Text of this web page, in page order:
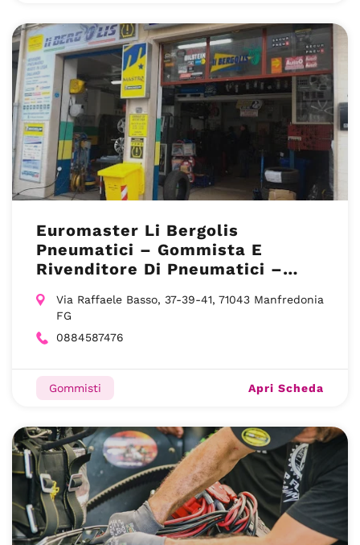
Euromaster Li Bergolis
Pneumatici – Gommista E
Rivenditore Di Pneumatici –
Via Raffaele Basso, 37-39-41, 71043 Manfredonia
FG
0884587476
Gommisti Apri Scheda